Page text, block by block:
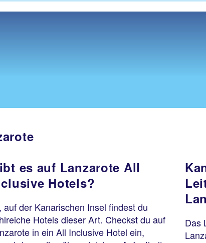
es auf Lanzarote All
Hotels?
auf der Kanarischen Insel findest du
Hotels dieser Art. Checkst du auf
in ein All Inclusive Hotel ein,
Das